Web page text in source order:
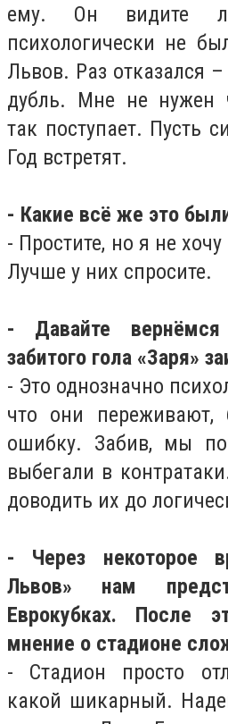
ему. Он видите
психологически не
Львов. Раз отказался
дубль. Мне не нужен
так поступает. Пусть
Год встретят.
- Какие всё же это
- Простите, но я не
Лучше у них спросите.
- Давайте
забитого гола «Заря»
- Это однозначно
что они переживают,
ошибку. Забив, мы
выбегали в
доводить их до
- Через некоторое
Львов» нам
Еврокубках. После
мнение о стадионе
- Стадион просто
какой шикарный.